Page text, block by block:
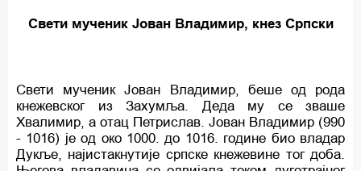
Свети мученик Јован Владимир, кнез Српски
Свети мученик Јован Владимир, беше од рода
кнежевског из Захумља. Деда му се зваше
Хвалимир, а отац Петрислав. Јован Владимир (990
- 1016) је од око 1000. до 1016. године био владар
Дукље, најистакнутије српске кнежевине тог доба.